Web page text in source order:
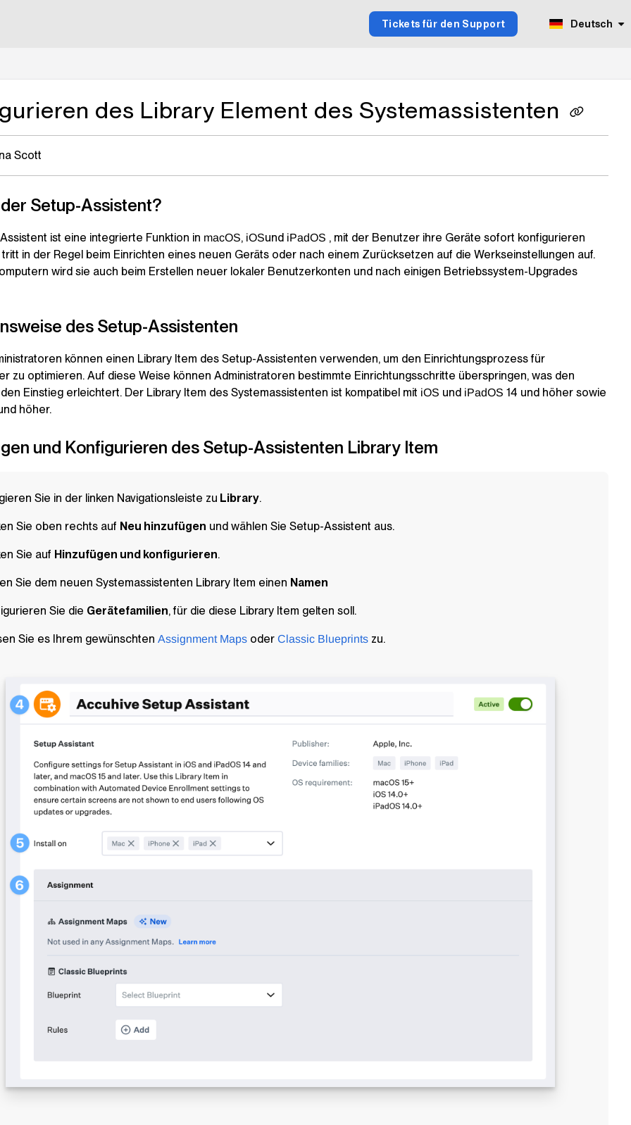
Tickets für den Support Deutsch
des Library Element des Systemassistenten
Scott
Setup-Assistent?
ist eine integrierte Funktion in macOS, iOSund iPadOS , mit der Benutzer ihre Geräte sofort konfigurieren
tritt in der Regel beim Einrichten eines neuen Geräts oder nach einem Zurücksetzen auf die Werkseinstellungen auf.
wird sie auch beim Erstellen neuer lokaler Benutzerkonten und nach einigen Betriebssystem-Upgrades
des Setup-Assistenten
können einen Library Item des Setup-Assistenten verwenden, um den Einrichtungsprozess für
zu optimieren. Auf diese Weise können Administratoren bestimmte Einrichtungsschritte überspringen, was den
Einstieg erleichtert. Der Library Item des Systemassistenten ist kompatibel mit iOS und iPadOS 14 und höher sowie
höher.
und Konfigurieren des Setup-Assistenten Library Item
Sie in der linken Navigationsleiste zu Library.
Sie oben rechts auf Neu hinzufügen und wählen Sie Setup-Assistent aus.
Sie auf Hinzufügen und konfigurieren.
Sie dem neuen Systemassistenten Library Item einen Namen
Sie die Gerätefamilien, für die diese Library Item gelten soll.
Sie es Ihrem gewünschten Assignment Maps oder Classic Blueprints zu.